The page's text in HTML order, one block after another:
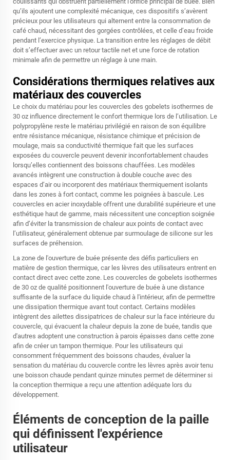
qu’ils ajoutent une complexité mécanique, ces dispositifs s’avèrent
précieux pour les utilisateurs qui alternent entre la consommation de
café chaud, nécessitant des gorgées contrôlées, et celle d’eau froide
pendant l’exercice physique. La transition entre les réglages de débit
doit s’effectuer avec un retour tactile net et une force de rotation
minimale afin de permettre un réglage à une main.
Considérations thermiques relatives aux
matériaux des couvercles
Le choix du matériau pour les couvercles des gobelets isothermes de
30 oz influence directement le confort thermique lors de l’utilisation. Le
polypropylène reste le matériau privilégié en raison de son équilibre
entre résistance mécanique, résistance chimique et précision de
moulage, mais sa conductivité thermique fait que les surfaces
exposées du couvercle peuvent devenir inconfortablement chaudes
lorsqu’elles contiennent des boissons chauffées. Les modèles
avancés intègrent une construction à double couche avec des
espaces d’air ou incorporent des matériaux thermiquement isolants
dans les zones à fort contact, comme les poignées à bascule. Les
couvercles en acier inoxydable offrent une durabilité supérieure et une
esthétique haut de gamme, mais nécessitent une conception soignée
afin d’éviter la transmission de chaleur aux points de contact avec
l’utilisateur, généralement obtenue par surmoulage de silicone sur les
surfaces de préhension.
La zone de l'ouverture de buée présente des défis particuliers en
matière de gestion thermique, car les lèvres des utilisateurs entrent en
contact direct avec cette zone. Les couvercles de gobelets isothermes
de 30 oz de qualité positionnent l'ouverture de buée à une distance
suffisante de la surface du liquide chaud à l'intérieur, afin de permettre
une dissipation thermique avant tout contact. Certains modèles
intègrent des ailettes dissipatrices de chaleur sur la face intérieure du
couvercle, qui évacuent la chaleur depuis la zone de buée, tandis que
d'autres adoptent une construction à parois épaisses dans cette zone
afin de créer un tampon thermique. Pour les utilisateurs qui
consomment fréquemment des boissons chaudes, évaluer la
sensation du matériau du couvercle contre les lèvres après avoir tenu
une boisson chaude pendant quinze minutes permet de déterminer si
la conception thermique a reçu une attention adéquate lors du
développement.
Éléments de conception de la paille
qui définissent l'expérience
utilisateur